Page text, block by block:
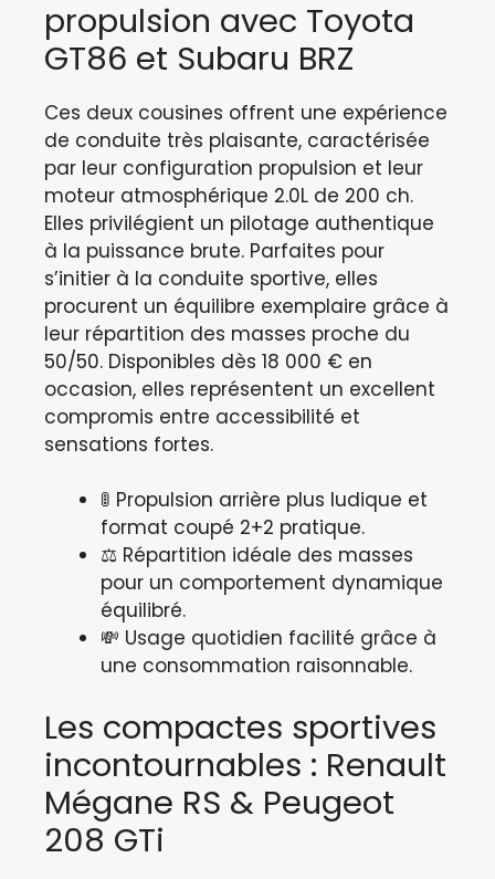
propulsion avec Toyota
GT86 et Subaru BRZ
Ces deux cousines offrent une expérience
de conduite très plaisante, caractérisée
par leur configuration propulsion et leur
moteur atmosphérique 2.0L de 200 ch.
Elles privilégient un pilotage authentique
à la puissance brute. Parfaites pour
s’initier à la conduite sportive, elles
procurent un équilibre exemplaire grâce à
leur répartition des masses proche du
50/50. Disponibles dès 18 000 € en
occasion, elles représentent un excellent
compromis entre accessibilité et
sensations fortes.
🚦 Propulsion arrière plus ludique et
format coupé 2+2 pratique.
⚖️ Répartition idéale des masses
pour un comportement dynamique
équilibré.
💸 Usage quotidien facilité grâce à
une consommation raisonnable.
Les compactes sportives
incontournables : Renault
Mégane RS & Peugeot
208 GTi